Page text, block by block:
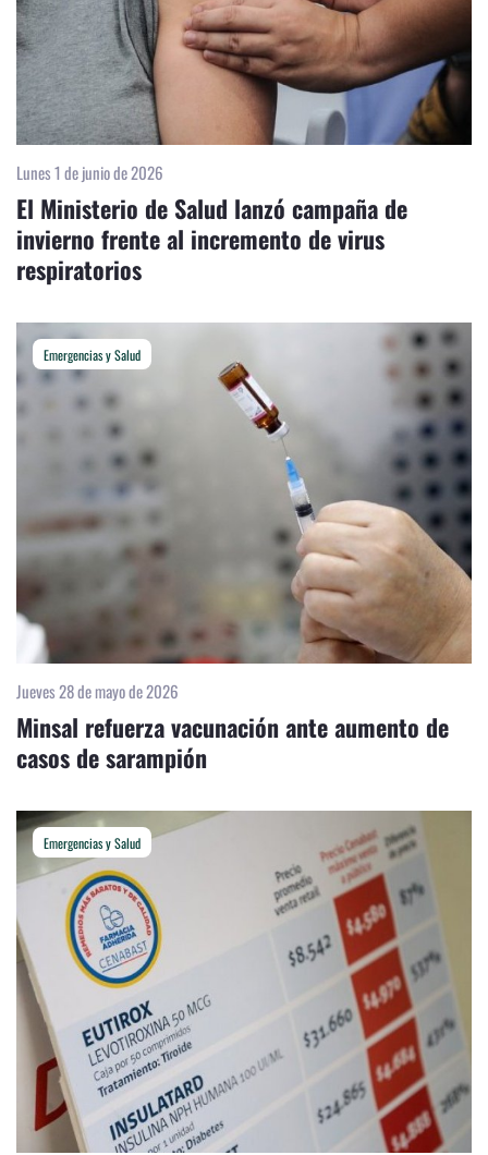
Lunes 1 de junio de 2026
El Ministerio de Salud lanzó campaña de
invierno frente al incremento de virus
respiratorios
Emergencias y Salud
Jueves 28 de mayo de 2026
Minsal refuerza vacunación ante aumento de
casos de sarampión
Emergencias y Salud